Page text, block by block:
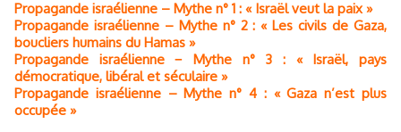
Propagande israélienne – Mythe n° 1 : « Israël veut la paix »
Propagande israélienne – Mythe n° 2 : « Les civils de Gaza,
boucliers humains du Hamas »
Propagande israélienne − Mythe n° 3 : « Israël, pays
démocratique, libéral et séculaire »
Propagande israélienne – Mythe n° 4 : « Gaza n’est plus
occupée »